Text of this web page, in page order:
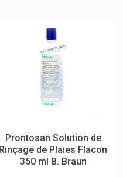
Coréens
Prontosan Solution de
Rinçage de Plaies Flacon
350 ml B. Braun